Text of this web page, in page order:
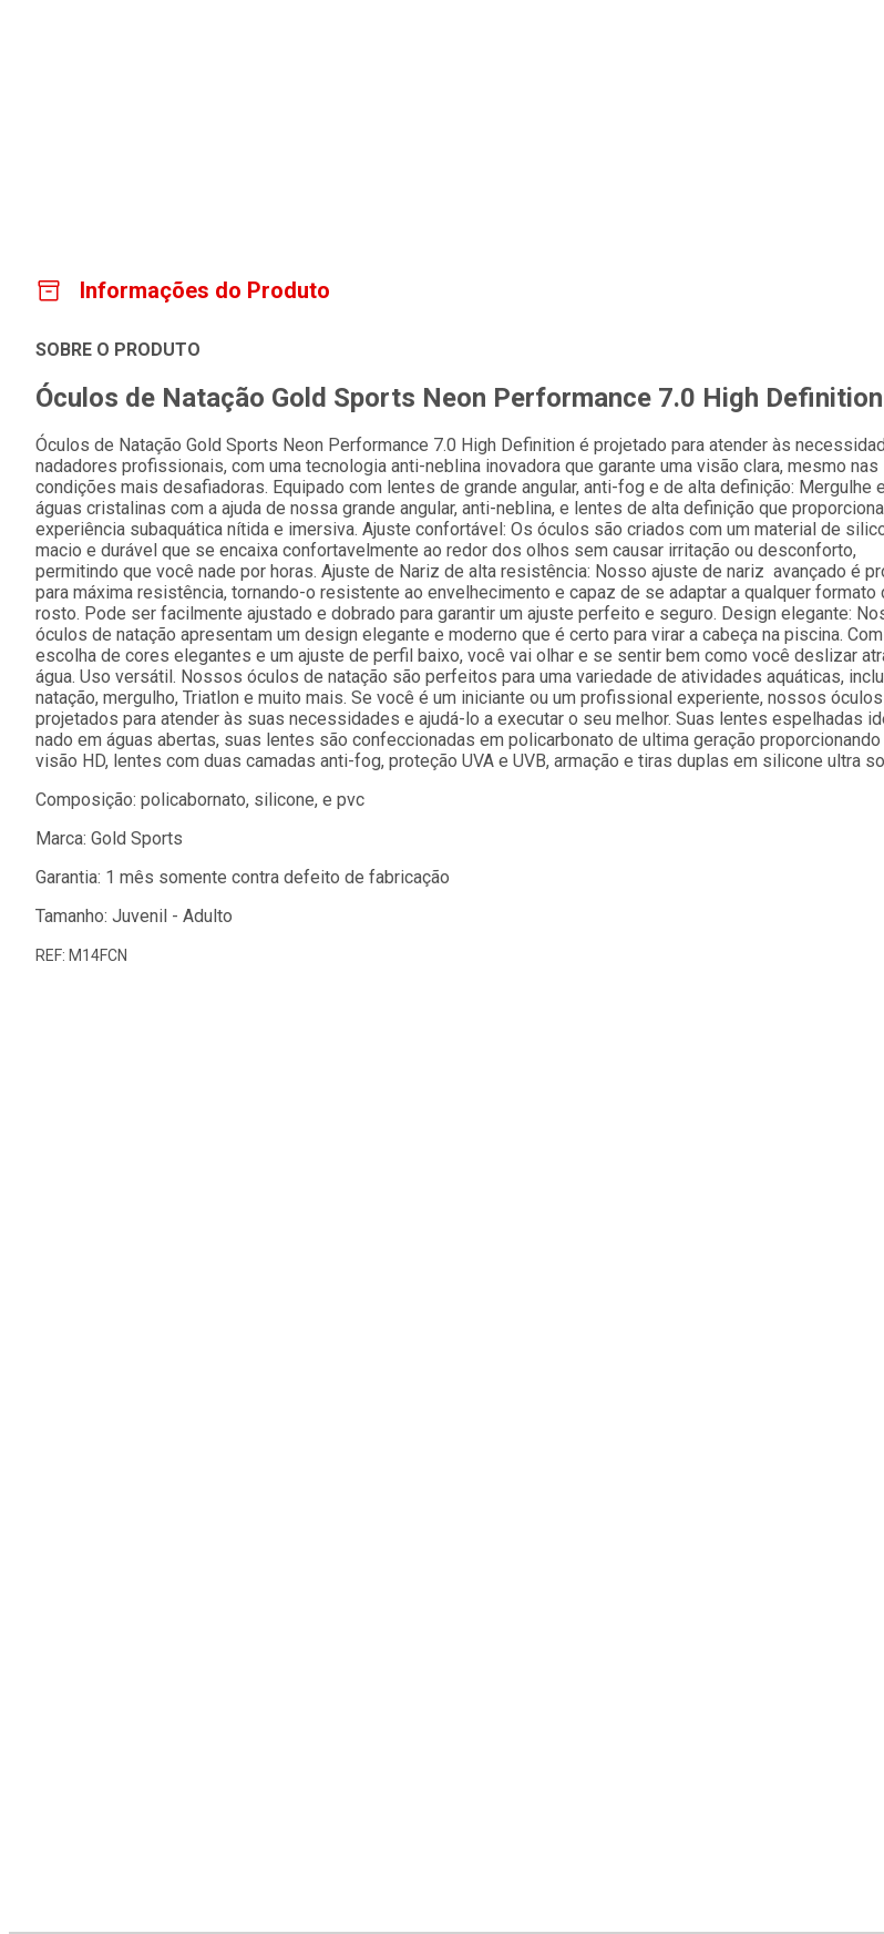
Informações do Produto
SOBRE O PRODUTO
Óculos de Natação Gold Sports Neon Performance 7.0 High Definition
Óculos de Natação Gold Sports Neon Performance 7.0 High Definition é projetado para atender às
nadadores profissionais, com uma tecnologia anti-neblina inovadora que garante uma visão clara, mesmo nas
condições mais desafiadoras. Equipado com lentes de grande angular, anti-fog e de alta definição: Mergulhe
águas cristalinas com a ajuda de nossa grande angular, anti-neblina, e lentes de alta definição que
experiência subaquática nítida e imersiva. Ajuste confortável: Os óculos são criados com um material de
macio e durável que se encaixa confortavelmente ao redor dos olhos sem causar irritação ou desconforto,
permitindo que você nade por horas. Ajuste de Nariz de alta resistência: Nosso ajuste de nariz avançado é
para máxima resistência, tornando-o resistente ao envelhecimento e capaz de se adaptar a qualquer formato
rosto. Pode ser facilmente ajustado e dobrado para garantir um ajuste perfeito e seguro. Design elegante:
óculos de natação apresentam um design elegante e moderno que é certo para virar a cabeça na piscina.
escolha de cores elegantes e um ajuste de perfil baixo, você vai olhar e se sentir bem como você deslizar
água. Uso versátil. Nossos óculos de natação são perfeitos para uma variedade de atividades aquáticas,
natação, mergulho, Triatlon e muito mais. Se você é um iniciante ou um profissional experiente, nossos
projetados para atender às suas necessidades e ajudá-lo a executar o seu melhor. Suas lentes espelhadas
nado em águas abertas, suas lentes são confeccionadas em policarbonato de ultima geração proporcionando
visão HD, lentes com duas camadas anti-fog, proteção UVA e UVB, armação e tiras duplas em silicone ultra
Composição: policabornato, silicone, e pvc
Marca: Gold Sports
Garantia: 1 mês somente contra defeito de fabricação
Tamanho: Juvenil - Adulto
REF: M14FCN